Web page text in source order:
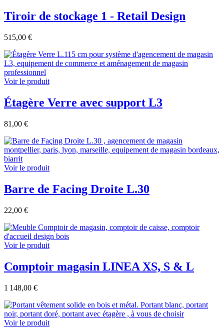
Tiroir de stockage 1 - Retail Design
515,00 €
Voir le produit
Étagère Verre avec support L3
81,00 €
Voir le produit
Barre de Facing Droite L.30
22,00 €
Voir le produit
Comptoir magasin LINEA XS, S & L
1 148,00 €
Voir le produit